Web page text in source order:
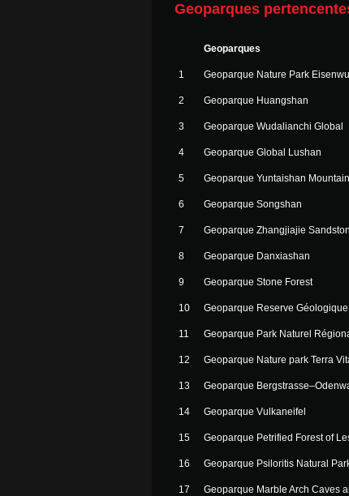
Geoparques
Geoparques
1 Geoparque Nature Park
2 Geoparque Huangshan
3 Geoparque Wudalianchi Global
4 Geoparque Global Lushan
5 Geoparque Yuntaishan Mountain
6 Geoparque Songshan
7 Geoparque Zhangjiajie
8 Geoparque Danxiashan
9 Geoparque Stone Forest
10 Geoparque Reserve
11 Geoparque Park Naturel
12 Geoparque Nature park Terra
13 Geoparque
14 Geoparque Vulkaneifel
15 Geoparque Petrified Forest of
16 Geoparque Psiloritis Natural
17 Geoparque Marble Arch Caves